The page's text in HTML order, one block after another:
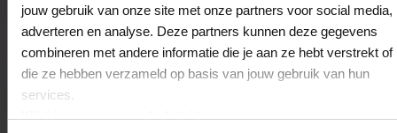
jouw gebruik van onze site met onze partners voor social media,
adverteren en analyse. Deze partners kunnen deze gegevens
combineren met andere informatie die je aan ze hebt verstrekt of
die ze hebben verzameld op basis van jouw gebruik van hun
services.
Klikhiervoor ons cookiebeleid.
Veelgestelde Vragen
Kan ik het saldo in delen besteden?
Ja, je mag het saldo van je VVV
cadeaukaart in delen uitgeven.